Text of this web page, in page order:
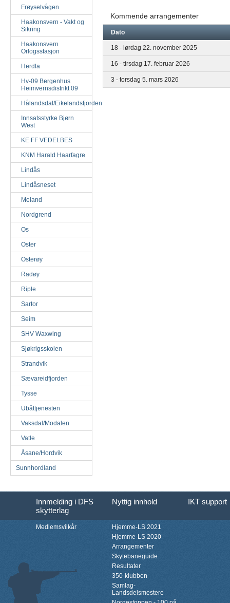
Frøysetvågen
Haakonsvern - Vakt og
Sikring
Haakonsvern
Orlogsstasjon
Herdla
Hv-09 Bergenhus
Heimvernsdistrikt 09
Hålandsdal/Eikelandsfjorden
Innsatsstyrke Bjørn
West
KE FF VEDELBES
KNM Harald Haarfagre
Lindås
Lindåsneset
Meland
Nordgrend
Os
Oster
Osterøy
Radøy
Riple
Sartor
Seim
SHV Waxwing
Sjøkrigsskolen
Strandvik
Sævareidfjorden
Tysse
Ubåttjenesten
Vaksdal/Modalen
Vatle
Åsane/Hordvik
Sunnhordland
Kommende arrangementer
Dato
18 - lørdag 22. november 2025
16 - tirsdag 17. februar 2026
3 - torsdag 5. mars 2026
Innmelding i DFS
skytterlag
Nyttig innhold IKT support
Medlemsvilkår
Hjemme-LS 2021
Hjemme-LS 2020
Arrangementer
Skytebaneguide
Resultater
350-klubben
Samlag-
Landsdelsmestere